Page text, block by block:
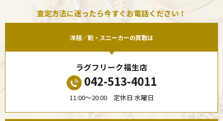
査定方法に迷ったら今すぐお電話ください！
洋服／靴・スニーカーの買取は
ラグフリーク福生店
042-513-4011
11:00〜20:00 定休日 水曜日